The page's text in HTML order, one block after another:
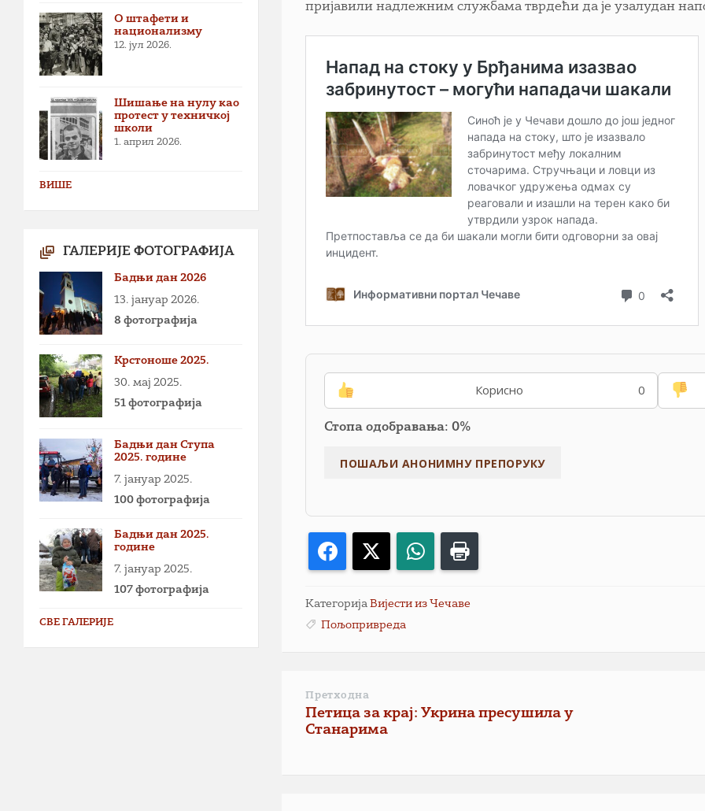
пријавили надлежним службама тврдећи да је узалудан
Корисно 0
Стопа одобравања: 0%
Facebook WhatsApp
КатегоријаВијести из Чечаве
Пољопривреда
Претходна
Петица за крај: Укрина пресушила у
Станарима
О штафети и
национализму
12. јул 2026.
Шишање на нулу као
протест у техничкој
школи
1. април 2026.
ВИШЕ
ГАЛЕРИЈЕ ФОТОГРАФИЈА
Бадњи дан 2026
13. јануар 2026.
8 фотографија
Крстоноше 2025.
30. мај 2025.
51 фотографија
Бадњи дан Ступа
2025. године
7. јануар 2025.
100 фотографија
Бадњи дан 2025.
године
7. јануар 2025.
107 фотографија
СВЕ ГАЛЕРИЈЕ